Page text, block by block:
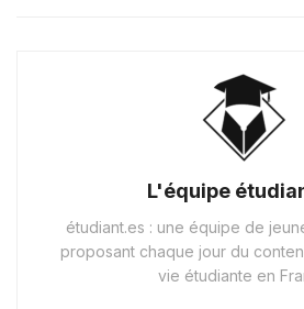
L'équipe
étudiant.es : une équipe de
proposant chaque jour du
vie étudiante en